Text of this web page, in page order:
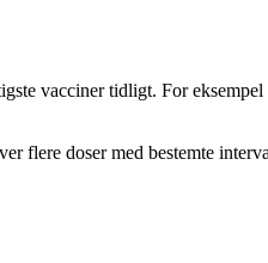
vacciner tidligt. For eksempel
flere doser med bestemte